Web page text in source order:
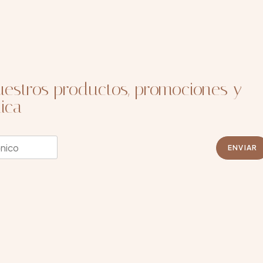
productos, promociones y
ENVIAR